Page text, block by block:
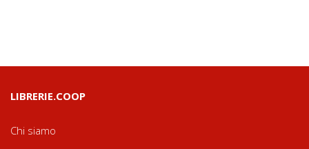
LIBRERIE.COOP
Chi siamo